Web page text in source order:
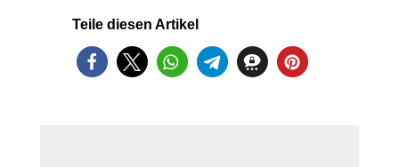
Teile diesen Artikel